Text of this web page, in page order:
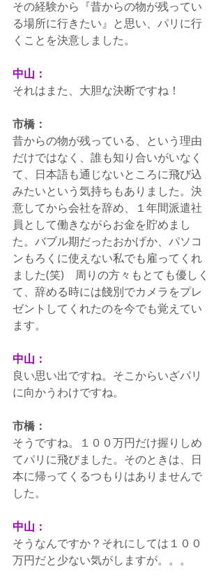
その経験から『昔からの物が残ってい
る場所に行きたい』と思い、パリに行
くことを決意しました。
中山：
それはまた、大胆な決断ですね！
市橋：
昔からの物が残っている、という理由
だけではなく、誰も知り合いがいなく
て、日本語も通じないところに飛び込
みたいという気持ちもありました。決
意してから会社を辞め、１年間派遣社
員として働きながらお金を貯めまし
た。バブル期だったおかげか、パソコ
ンもろくに使えない私でも雇ってくれ
ました(笑)　周りの方々もとても優しく
て、辞める時には餞別でカメラをプレ
ゼントしてくれたのを今でも覚えてい
ます。
中山：
良い思い出ですね。そこからいざパリ
に向かうわけですね。
市橋：
そうですね。１００万円だけ握りしめ
てパリに飛びました。そのときは、日
本に帰ってくるつもりはありませんで
した。
中山：
そうなんですか？それにしては１００
万円だと少ない気がしますが。。。